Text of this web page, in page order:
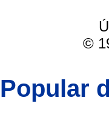
©
Popular